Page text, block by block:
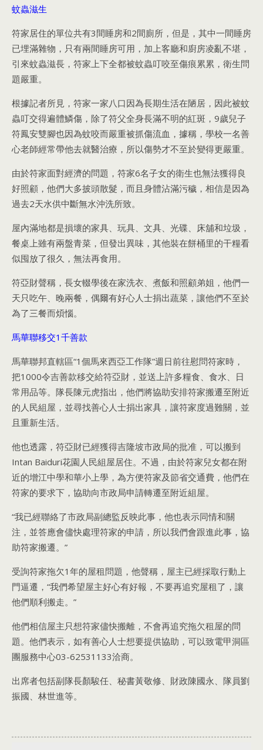
蚊蟲滋生
符家居住的單位共有3間睡房和2間廁所，但是，其中一間睡房
已埋滿雜物，只有兩間睡房可用，加上客廳和廚房凌亂不堪，
引來蚊蟲滋長，符家上下全都被蚊蟲叮咬至傷痕累累，衛生問
題嚴重。
根據記者所見，符家一家八口因為長期生活在陋居，因此被蚊
蟲叮交得遍體鱗傷，除了符父全身長滿不明的紅斑，9歲兒子
符鳳安雙腳也因為蚊咬而嚴重被抓傷流血，據稱，學校一名善
心老師經常帶他去就醫治療，所以傷勢才不至於變得更嚴重。
由於符家面對經濟的問題，符家6名子女的衛生也無法獲得良
好照顧，他們大多披頭散髮，而且身體沾滿污穢，相信是因為
過去2天水供中斷無水沖洗所致。
屋內滿地都是損壞的家具、玩具、文具、光碟、床舖和垃圾，
餐桌上雖有兩盤青菜，但發出異味，其他裝在餅桶里的干糧看
似囤放了很久，無法再食用。
符亞財聲稱，長女輟學後在家洗衣、煮飯和照顧弟姐，他們一
天只吃午、晚兩餐，偶爾有好心人士捐出蔬菜，讓他們不至於
為了三餐而煩惱。
馬華聯移交1千善款
馬華聯邦直轄區“1個馬來西亞工作隊”週日前往慰問符家時，
把1000令吉善款移交給符亞財，並送上許多糧食、食水、日
常用品等。隊長陳元虎指出，他們將協助安排符家搬遷至附近
的人民組屋，並尋找善心人士捐出家具，讓符家度過難關，並
且重新生活。
他也透露，符亞財已經獲得吉隆坡市政局的批准，可以搬到
Intan Baiduri花園人民組屋居住。不過，由於符家兒女都在附
近的增江中學和華小上學，為方便符家及節省交通費，他們在
符家的要求下，協助向市政局申請轉遷至附近組屋。
“我已經聯絡了市政局副總監反映此事，他也表示同情和關
注，並答應會儘快處理符家的申請，所以我們會跟進此事，協
助符家搬遷。”
受詢符家拖欠1年的屋租問題，他聲稱，屋主已經採取行動上
門逼遷，“我們希望屋主好心有好報，不要再追究屋租了，讓
他們順利搬走。”
他們相信屋主只想符家儘快搬離，不會再追究拖欠租屋的問
題。他們表示，如有善心人士想要提供協助，可以致電甲洞區
團服務中心03-62531133洽商。
出席者包括副隊長顏駿任、秘書黃敬修、財政陳國永、隊員劉
振國、林世進等。